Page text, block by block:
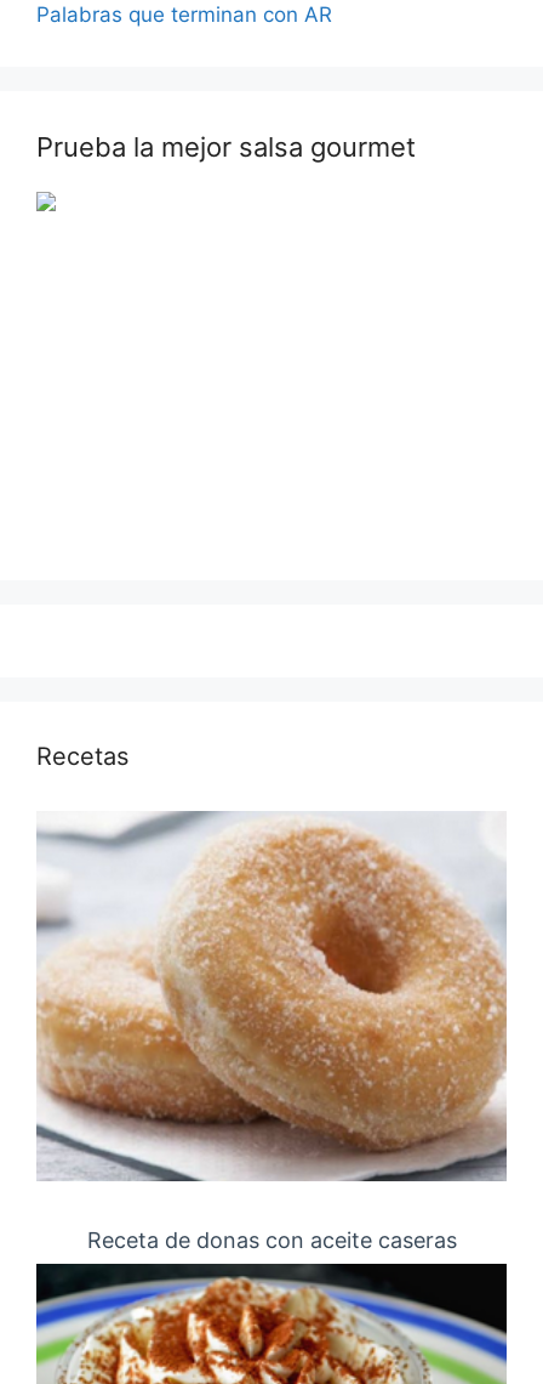
Palabras que terminan con AR
Prueba la mejor salsa gourmet
Recetas
Receta de donas con aceite caseras